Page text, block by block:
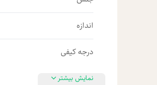
اندازه
درجه کیفی
نمایش بیشتر